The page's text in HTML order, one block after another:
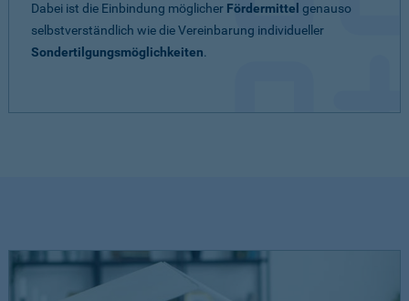
Dabei ist die Einbindung möglicher Fördermittel genauso
selbstverständlich wie die Vereinbarung individueller
Sondertilgungsmöglichkeiten.